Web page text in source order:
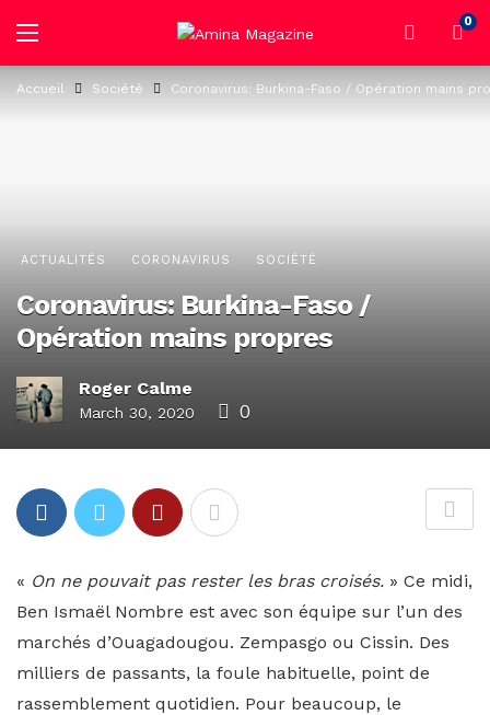
0
Accueil Société Coronavirus: Burkina-Faso / Opération mains
ACTUALITÉS CORONAVIRUS SOCIÉTÉ
Coronavirus: Burkina-Faso /
Opération mains propres
Roger Calme
March 30, 2020 0
« On ne pouvait pas rester les bras croisés. » Ce midi,
Ben Ismaël Nombre est avec son équipe sur l’un des
marchés d’Ouagadougou. Zempasgo ou Cissin. Des
milliers de passants, la foule habituelle, point de
rassemblement quotidien. Pour beaucoup, le